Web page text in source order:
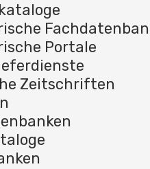
Portale
Zeitschriften